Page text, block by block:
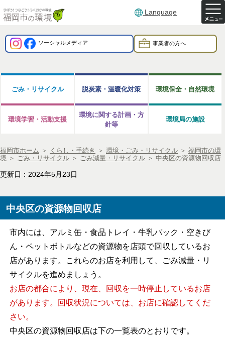
Language
ソーシャルメディア 事業者の方へ
ごみ・リサイクル 脱炭素・温暖化対策 環境保全・自然環境
環境学習・活動支援
環境に関する計画・方
針等
環境局の施設
福岡市ホーム ＞ くらし・手続き ＞ 環境・ごみ・リサイクル ＞ 福岡市の環
境 ＞ ごみ・リサイクル ＞ ごみ減量・リサイクル ＞ 中央区の資源物回収店
更新日：2024年5月23日
中央区の資源物回収店
市内には、アルミ缶・食品トレイ・牛乳パック・空きび
ん・ペットボトルなどの資源物を店頭で回収しているお
店があります。これらのお店を利用して、ごみ減量・リ
サイクルを進めましょう。
お店の都合により、現在、回収を一時停止しているお店
があります。回収状況については、お店に確認してくだ
さい。
中央区の資源物回収店は下の一覧表のとおりです。